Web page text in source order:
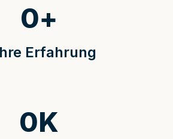
Erfahrung
0+
0K